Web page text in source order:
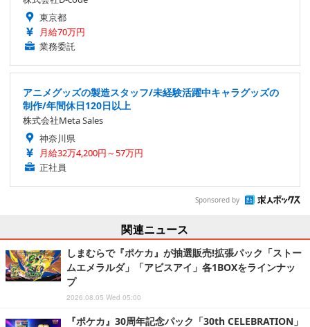
東京都
月給70万円
業務委託
アニメグッズの製造スタッフ/未経験活躍中キャラグッズの
制作/年間休日120日以上
株式会社Meta Sales
神奈川県
月給32万4,200円～57万円
正社員
Sponsored by
関連ニュース
しまむらで『ポケカ』が抽選販売!拡張パック「ストー
ムエメラルダ」「アビスアイ」各1BOXをラインナッ
プ
2026.08.05 Wed 05:00
『ポケカ』30周年記念パック「30th CELEBRATION」